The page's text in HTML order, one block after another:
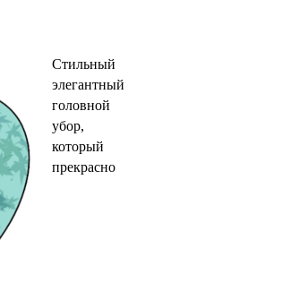
Стильный
элегантный
головной
убор,
который
прекрасно